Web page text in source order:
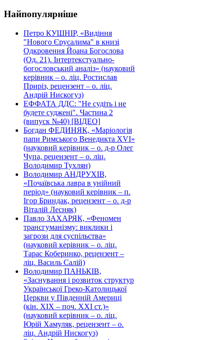
Найпопулярніше
Петро КУШНІР, «Видіння
"Нового Єрусалима" в книзі
Одкровення Йоана Богослова
(Од. 21). Інтертекстуально-
богословський аналіз» (науковий
керівник – о. ліц. Ростислав
Приріз, рецензент – о. ліц.
Андрій Нискогуз)
ЕФФАТА ДДС: "Не судіть і не
будете суджені". Частина 2
(випуск №40) [ВІДЕО]
Богдан ФЕДИНЯК, «Маріологія
папи Римського Венедикта XVI»
(науковий керівник – о. д-р Олег
Чупа, рецензент – о. ліц.
Володимир Тухлян)
Володимир АНДРУХІВ,
«Почаївська лавра в унійний
період» (науковий керівник – п.
Ігор Бриндак, рецензент – о. д-р
Віталій Лесняк)
Павло ЗАХАРЯК, «Феномен
трансгуманізму: виклики і
загрози для суспільства»
(науковий керівник – о. ліц.
Тарас Коберинко, рецензент –
ліц. Василь Салій)
Володимир ПАНЬКІВ,
«Заснування і розвиток структур
Української Греко-Католицької
Церкви у Південній Америці
(кін. ХІХ – поч. ХХІ ст.)»
(науковий керівник – о. ліц.
Юрій Хамуляк, рецензент – о.
ліц. Андрій Нискогуз)